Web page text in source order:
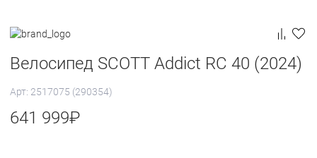
Велосипед SCOTT Addict RC 40 (2024)
Арт: 2517075 (290354)
641 999₽